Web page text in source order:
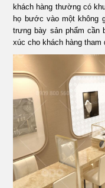
khách hàng thường có
họ bước vào một không
trưng bày sản phẩm cần
xúc cho khách hàng tham